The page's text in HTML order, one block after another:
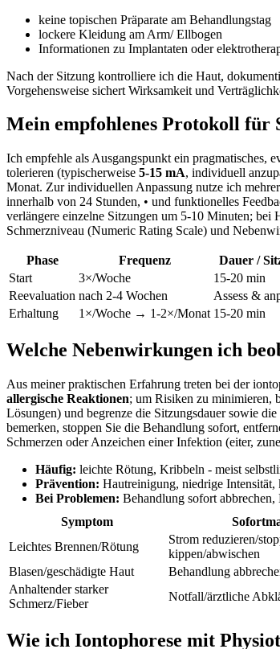
keine ‌topischen Präparate am Behandlungstag
lockere‌ Kleidung ‌am⁣ Arm/ Ellbogen
Informationen zu Implantaten oder
Nach ⁢der⁤ Sitzung ⁢kontrolliere⁣ ich die Haut,
Vorgehensweise‍ sichert ​Wirksamkeit ​und
Mein empfohlenes Protokoll für
Ich empfehle als Ausgangspunkt ein pragmatisches,
tolerieren (typischerweise 5-15 mA, individuell
Monat. Zur individuellen‌ Anpassung nutze ⁣ich⁢
innerhalb von 24 Stunden, • ‍und funktionelles⁢
verlängere einzelne Sitzungen um ‌5-10 Minuten; bei
Schmerzniveau (Numeric Rating Scale) und
Phase Frequenz
Dauer⁢ /‌
Start
3×/Woche
15-20 min
Reevaluation nach 2-4 ‍Wochen
Assess &
Erhaltung
1×/Woche → 1-2×/Monat 15-20 min
Welche Nebenwirkungen ⁣ich
Aus meiner ‌praktischen Erfahrung​ treten bei⁣ der
allergische Reaktionen; um Risiken zu minimieren,
Lösungen) und begrenze die ⁢Sitzungsdauer sowie
bemerken, stoppen Sie die Behandlung sofort,
Schmerzen oder Anzeichen ‍einer​ Infektion (eiter,
Häufig: ‍leichte Rötung, Kribbeln ⁣- ‍meist
Prävention: Hautreinigung, ⁤niedrige ⁣Intensität,
Bei Problemen: Behandlung sofort‍
Symptom
Leichtes Brennen/Rötung
Strom ‍reduzieren/
kippen/abwischen
Blasen/geschädigte⁣ Haut
Behandlung
Anhaltender starker
⁤Schmerz/Fieber
Notfall/ärztliche
Wie ich Iontophorese⁢ mit